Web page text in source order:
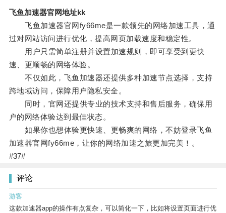
飞鱼加速器官网地址kk
飞鱼加速器官网fy66me是一款领先的网络加速工具，通
过对网站访问进行优化，提高网页加载速度和稳定性。
用户只需简单注册并设置加速规则，即可享受到更快
速、更顺畅的网络体验。
不仅如此，飞鱼加速器还提供多种加速节点选择，支持
跨地域访问，保障用户隐私安全。
同时，官网还提供专业的技术支持和售后服务，确保用
户的网络体验达到最佳状态。
如果你也想体验更快速、更畅爽的网络，不妨登录飞鱼
加速器官网fy66me，让你的网络加速之旅更加完美！。
#37#
评论
游客
这款加速器app的操作有点复杂，可以简化一下，比如将设置页面进行优